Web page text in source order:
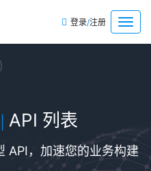
菜
单
登录/注册
| API 列表
API，加速您的业务构建